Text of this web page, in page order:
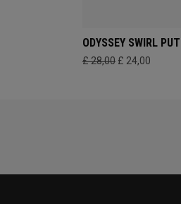
ODYSSEY SWIRL
£ 28,00 £ 24,00